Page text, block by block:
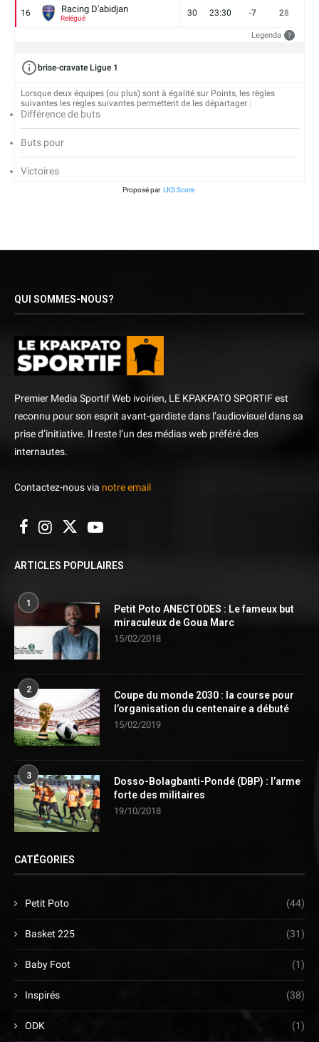
16 Racing D'abidjan
Relégué
30 23:30 -7 28
Legenda ?
brise-cravate Ligue 1
Lorsque deux équipes (ou plus) sont à égalité sur Points, les règles
suivantes les règles suivantes permettent de les départager :
Différence de buts
Buts pour
Victoires
Proposé par LKS Score
QUI SOMMES-NOUS?
Premier Media Sportif Web ivoirien, LE KPAKPATO SPORTIF est
reconnu pour son esprit avant-gardiste dans l’audiovisuel dans sa
prise d’initiative. Il reste l’un des médias web préféré des
internautes.
Contactez-nous via notre email
ARTICLES POPULAIRES
1
Petit Poto ANECTODES : Le fameux but
miraculeux de Goua Marc
15/02/2018
2
Coupe du monde 2030 : la course pour
l’organisation du centenaire a débuté
15/02/2019
3
Dosso-Bolagbanti-Pondé (DBP) : l’arme
forte des militaires
19/10/2018
CATÉGORIES
Petit Poto (44)
Basket 225 (31)
Baby Foot (1)
Inspirés (38)
ODK (1)